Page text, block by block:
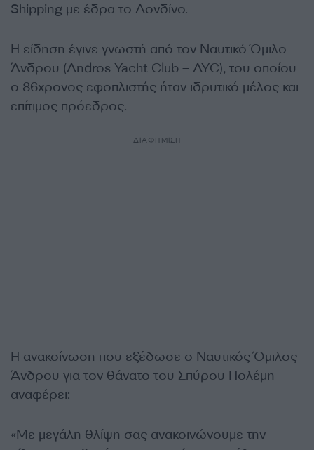
Shipping με έδρα το Λονδίνο.
Η είδηση έγινε γνωστή από τον Ναυτικό Όμιλο
Άνδρου (Andros Yacht Club – AYC), του οποίου
ο 86χρονος εφοπλιστής ήταν ιδρυτικό μέλος και
επίτιμος πρόεδρος.
ΔΙΑΦΗΜΙΣΗ
Η ανακοίνωση που εξέδωσε ο Ναυτικός Όμιλος
Άνδρου για τον θάνατο του Σπύρου Πολέμη
αναφέρει:
«Με μεγάλη θλίψη σας ανακοινώνουμε την